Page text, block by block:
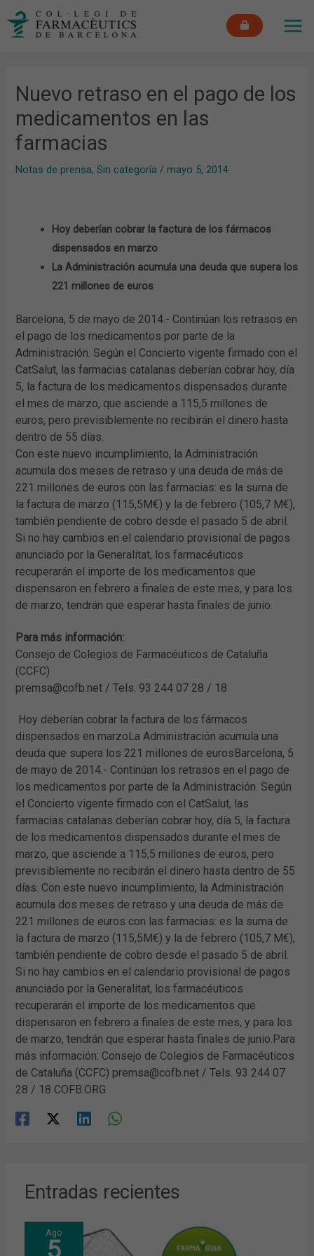
Nuevo retraso en el pago de los
medicamentos en las
farmacias
Notas de prensa,Sin categoría /mayo 5, 2014
Hoy deberían cobrar la factura de los fármacos
dispensados en marzo
La Administración acumula una deuda que supera los
221 millones de euros
Barcelona, 5 de mayo de 2014.- Continúan los retrasos en
el pago de los medicamentos por parte de la
Administración. Según el Concierto vigente firmado con el
CatSalut, las farmacias catalanas deberían cobrar hoy, día
5, la factura de los medicamentos dispensados durante
el mes de marzo, que asciende a 115,5 millones de
euros, pero previsiblemente no recibirán el dinero hasta
dentro de 55 días.
Con este nuevo incumplimiento, la Administración
acumula dos meses de retraso y una deuda de más de
221 millones de euros con las farmacias: es la suma de
la factura de marzo (115,5M€) y la de febrero (105,7 M€),
también pendiente de cobro desde el pasado 5 de abril.
Si no hay cambios en el calendario provisional de pagos
anunciado por la Generalitat, los farmacéuticos
recuperarán el importe de los medicamentos que
dispensaron en febrero a finales de este mes, y para los
de marzo, tendrán que esperar hasta finales de junio.
Para más información:
Consejo de Colegios de Farmacéuticos de Cataluña
(CCFC)
premsa@cofb.net / Tels. 93 244 07 28 / 18
Hoy deberían cobrar la factura de los fármacos
dispensados en marzoLa Administración acumula una
deuda que supera los 221 millones de eurosBarcelona, 5
de mayo de 2014.- Continúan los retrasos en el pago de
los medicamentos por parte de la Administración. Según
el Concierto vigente firmado con el CatSalut, las
farmacias catalanas deberían cobrar hoy, día 5, la factura
de los medicamentos dispensados durante el mes de
marzo, que asciende a 115,5 millones de euros, pero
previsiblemente no recibirán el dinero hasta dentro de 55
días. Con este nuevo incumplimiento, la Administración
acumula dos meses de retraso y una deuda de más de
221 millones de euros con las farmacias: es la suma de
la factura de marzo (115,5M€) y la de febrero (105,7 M€),
también pendiente de cobro desde el pasado 5 de abril.
Si no hay cambios en el calendario provisional de pagos
anunciado por la Generalitat, los farmacéuticos
recuperarán el importe de los medicamentos que
dispensaron en febrero a finales de este mes, y para los
de marzo, tendrán que esperar hasta finales de junio.Para
más información: Consejo de Colegios de Farmacéuticos
de Cataluña (CCFC) premsa@cofb.net / Tels. 93 244 07
28 / 18 COFB.ORG
Entradas recientes
Ago